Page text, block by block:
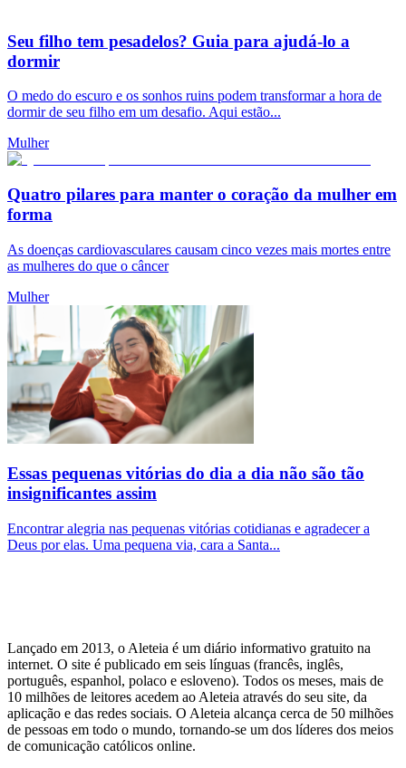
Seu filho tem pesadelos? Guia para ajudá-lo a
dormir
O medo do escuro e os sonhos ruins podem transformar a hora de
dormir de seu filho em um desafio. Aqui estão...
Mulher
Quatro pilares para manter o coração da mulher em
forma
As doenças cardiovasculares causam cinco vezes mais mortes entre
as mulheres do que o câncer
Mulher
Essas pequenas vitórias do dia a dia não são tão
insignificantes assim
Encontrar alegria nas pequenas vitórias cotidianas e agradecer a
Deus por elas. Uma pequena via, cara a Santa...
Lançado em 2013, o Aleteia é um diário informativo gratuito na
internet. O site é publicado em seis línguas (francês, inglês,
português, espanhol, polaco e esloveno). Todos os meses, mais de
10 milhões de leitores acedem ao Aleteia através do seu site, da
aplicação e das redes sociais. O Aleteia alcança cerca de 50 milhões
de pessoas em todo o mundo, tornando-se um dos líderes dos meios
de comunicação católicos online.